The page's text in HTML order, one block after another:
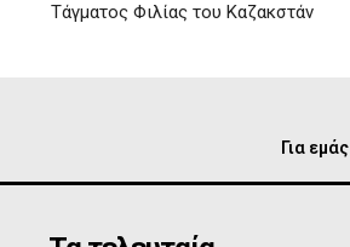
Τάγματος Φιλίας του Καζακστάν
Για εμάς